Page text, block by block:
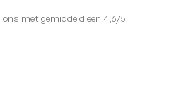
ons met gemiddeld een 4,6/5